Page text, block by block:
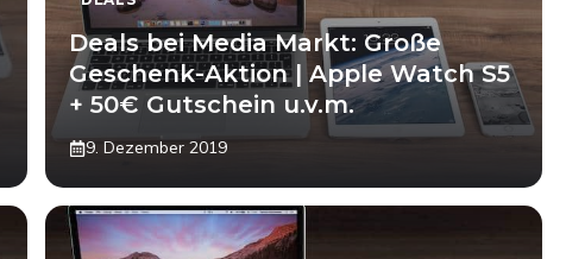
Deals bei Media Markt: Große
Geschenk-Aktion | Apple Watch S5
+ 50€ Gutschein u.v.m.
9. Dezember 2019